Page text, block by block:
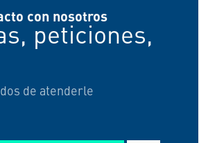
con nosotros
peticiones,
de atenderle